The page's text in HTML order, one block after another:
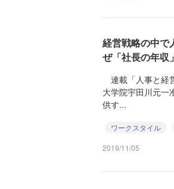
経営戦略の中で
ぜ「社長の年収
連載「人事と経
大学院宇田川元一
供す...
ワークスタイル
2019/11/05